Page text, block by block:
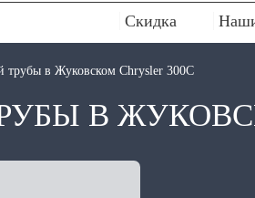
Скидка
трубы в Жуковском Chrysler 300C
В